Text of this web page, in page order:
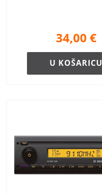
34,00 €
U KOŠARICU